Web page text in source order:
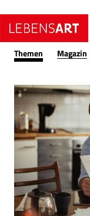
Themen Magazin